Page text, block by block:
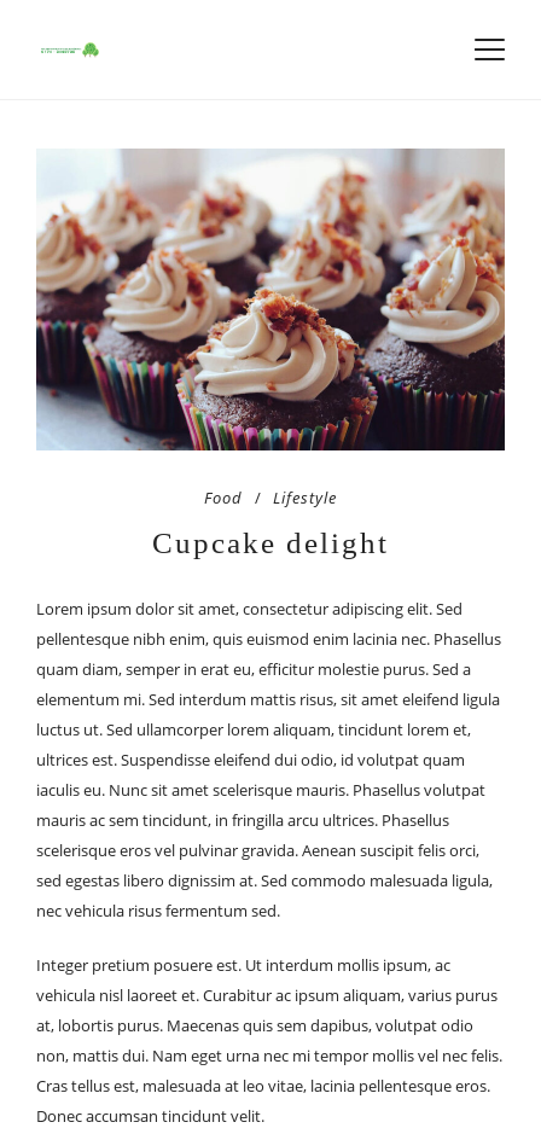
Food Lifestyle
Cupcake delight
Lorem ipsum dolor sit amet, consectetur adipiscing elit. Sed
pellentesque nibh enim, quis euismod enim lacinia nec. Phasellus
quam diam, semper in erat eu, efficitur molestie purus. Sed a
elementum mi. Sed interdum mattis risus, sit amet eleifend ligula
luctus ut. Sed ullamcorper lorem aliquam, tincidunt lorem et,
ultrices est. Suspendisse eleifend dui odio, id volutpat quam
iaculis eu. Nunc sit amet scelerisque mauris. Phasellus volutpat
mauris ac sem tincidunt, in fringilla arcu ultrices. Phasellus
scelerisque eros vel pulvinar gravida. Aenean suscipit felis orci,
sed egestas libero dignissim at. Sed commodo malesuada ligula,
nec vehicula risus fermentum sed.
Integer pretium posuere est. Ut interdum mollis ipsum, ac
vehicula nisl laoreet et. Curabitur ac ipsum aliquam, varius purus
at, lobortis purus. Maecenas quis sem dapibus, volutpat odio
non, mattis dui. Nam eget urna nec mi tempor mollis vel nec felis.
Cras tellus est, malesuada at leo vitae, lacinia pellentesque eros.
Donec accumsan tincidunt velit.